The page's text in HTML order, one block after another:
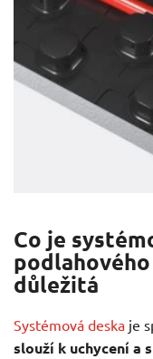
Co je
důležitá
Systémová deska je
slouží k uchycení a